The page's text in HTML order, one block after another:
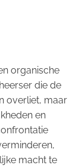
organische
die de
overliet, maar
en
macht te